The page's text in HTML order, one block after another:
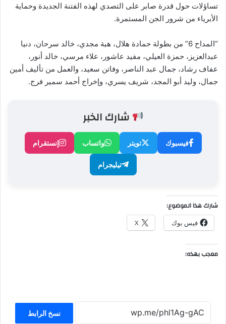
تساؤلات حول قدرة صابر على التصدي لهذه الفتنة الجديدة وحماية
الأبرياء من شرور الجن المستمرة.
“المداح 6” من بطولة حمادة هلال، هبة مجدي، خالد سرحان، دنيا
عبدالعزيز، حمزة العيلي، مفيد عاشور، علاء مرسي، خالد أنور،
عفاف رشاد، جمال عبد الناصر، وفاتن سعيد، والعمل من تأليف أمين
جمال، وليد أبو المجد، شريف يسري، وإخراج أحمد سمير فرج.
شارك الخبر
فيسبوك تويتر واتساب إنستقرام
تيليجرام
شارك هذا الموضوع:
فيس بوك X
معجب بهذه:
نسخ الرابط